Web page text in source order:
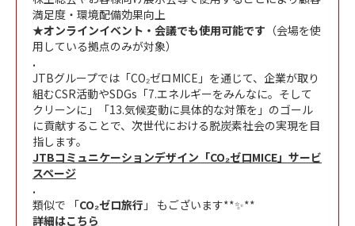
満足度・環境配備効果向上
★オンラインイベント・会議でも使用可能です （会場を使
用している拠点のみが対象）
.
JTBグループでは「CO₂ゼロMICE」を通じて、企業が取り
組むCSR活動やSDGs「7.エネルギーをみんなに。そして
クリーンに」「13.気候変動に具体的な対策を」のゴール
に貢献することで、次世代における脱炭素社会の実現を目
指します。
JTBコミュニケーションデザイン「CO₂ゼロMICE」サービ
スページ
.
類似で 「CO₂ゼロ旅行 」 もございます**✨**
詳細はこちら